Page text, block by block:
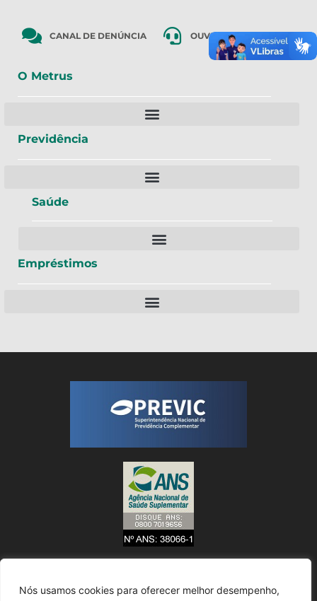
Nós usamos cookies para oferecer melhor desempenho,
CANAL DE DENÚNCIA OUVIDORIA
O Metrus
Previdência
Saúde
Empréstimos